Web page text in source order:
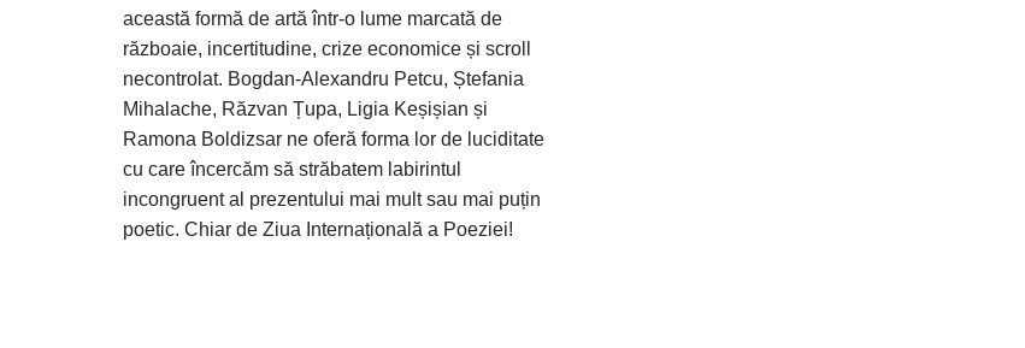
această formă de artă într-o lume marcată de
războaie, incertitudine, crize economice și scroll
necontrolat. Bogdan-Alexandru Petcu, Ștefania
Mihalache, Răzvan Țupa, Ligia Keșișian și
Ramona Boldizsar ne oferă forma lor de luciditate
cu care încercăm să străbatem labirintul
incongruent al prezentului mai mult sau mai puțin
poetic. Chiar de Ziua Internațională a Poeziei!